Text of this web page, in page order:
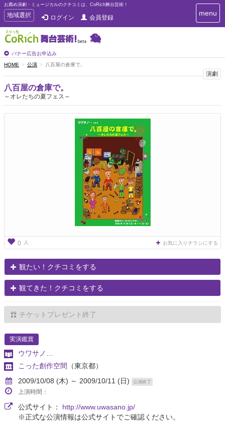
お薦め演劇・ミュージカルのクチコミは、CoRich舞台芸術！
T
o
g
g
e
n
a
v
i
地域選択 ログイン 会員登録
バナー広告お申込み
T
o
g
menu
HOME 公演 八百屋の倉庫で。
演劇
八百屋の倉庫で。
～オレたちの夏フェス～
0 人 お気に入りチラシにする
観たい！クチコミをする
観てきた！クチコミをする
チケットプレゼント終了
実演鑑賞
ウワサノ…
こった創作空間
（東京都）
2009/10/08 (木) ～ 2009/10/11 (日)
公演終了
上演時間：
公式サイト： http://www.uwasano.jp/
※正式な公演情報は公式サイトでご確認ください。